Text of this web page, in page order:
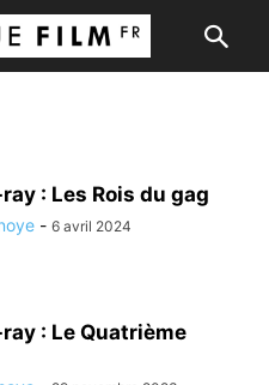
: Les Rois du gag
- 6 avril 2024
: Le Quatrième